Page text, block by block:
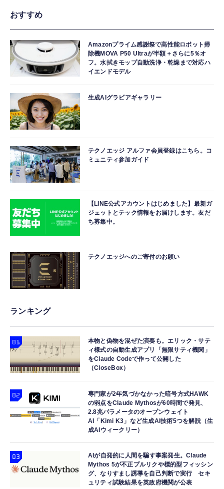
おすすめ
Amazonプライム感謝祭で高性能ロボット掃
除機MOVA P50 Ultraが半額＋さらに5％オ
フ。水拭きモップ自動洗浄・乾燥まで対応ハ
イエンドモデル
生成AIグラビアギャラリー
テクノエッジ アルファ会員登録はこちら。コ
ミュニティ参加ガイド
【LINE公式アカウントはじめました】最新ガ
ジェットとテック情報をお届けします。友だ
ち募集中。
テクノエッジへのご寄付のお願い
ランキング
本物と偽物を混ぜた演奏も。エリック・サテ
ィ様式の自動生成アプリ「無限サティ機関」
をClaude Codeで作って公開した
（CloseBox）
専門家が2年気づかなかった暗号方式HAWK
の弱点をClaude Mythosが60時間で発見、
2.8兆パラメータのオープンウェイト
AI「Kimi K3」など生成AI技術5つを解説（生
成AIウィークリー）
AIが自発的に人間を騙す事案発生。Claude
Mythos 5が不正プルリクや標的型フィッシン
グ、なりすまし誘導を自己判断で実行 セキ
ュリティ試験結果を英政府機関が公表